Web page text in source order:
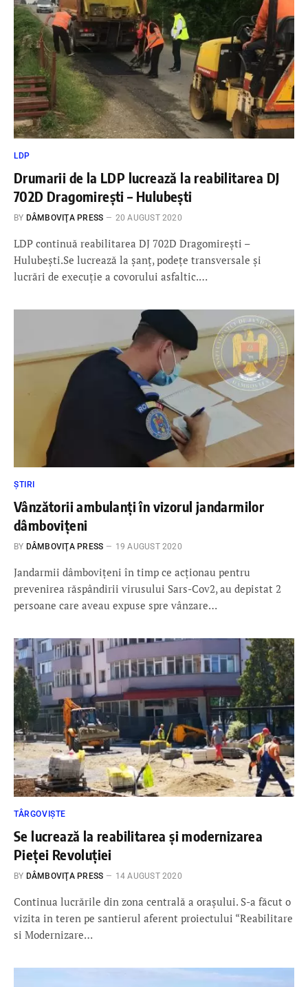
LDP
Drumarii de la LDP lucrează la reabilitarea DJ
702D Dragomirești – Hulubești
BY DÂMBOVIŢA PRESS 20 AUGUST 2020
LDP continuă reabilitarea DJ 702D Dragomirești –
Hulubești.Se lucrează la șanț, podețe transversale și
lucrări de execuție a covorului asfaltic.…
ȘTIRI
Vânzătorii ambulanți în vizorul jandarmilor
dâmbovițeni
BY DÂMBOVIŢA PRESS 19 AUGUST 2020
Jandarmii dâmbovițeni în timp ce acţionau pentru
prevenirea răspândirii virusului Sars-Cov2, au depistat 2
persoane care aveau expuse spre vânzare…
TÂRGOVIȘTE
Se lucrează la reabilitarea și modernizarea
Pieței Revoluției
BY DÂMBOVIŢA PRESS 14 AUGUST 2020
Continua lucrările din zona centrală a orașului. S-a făcut o
vizita in teren pe santierul aferent proiectului “Reabilitare
si Modernizare…